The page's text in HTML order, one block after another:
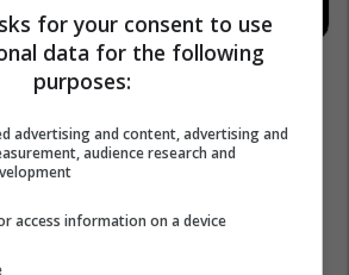
for your consent to use
data for the following
purposes:
advertising and content, advertising and
audience research and
access information on a device